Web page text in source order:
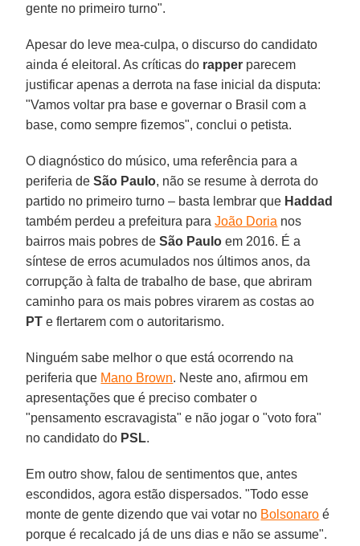
gente no primeiro turno".
Apesar do leve mea-culpa, o discurso do candidato
ainda é eleitoral. As críticas do rapper parecem
justificar apenas a derrota na fase inicial da disputa:
"Vamos voltar pra base e governar o Brasil com a
base, como sempre fizemos", conclui o petista.
O diagnóstico do músico, uma referência para a
periferia deSão Paulo, não se resume à derrota do
partido no primeiro turno – basta lembrar que Haddad
também perdeu a prefeitura paraJoão Doria nos
bairros mais pobres deSão Paulo em 2016. É a
síntese de erros acumulados nos últimos anos, da
corrupção à falta de trabalho de base, que abriram
caminho para os mais pobres virarem as costas ao
PT e flertarem com o autoritarismo.
Ninguém sabe melhor o que está ocorrendo na
periferia que Mano Brown. Neste ano, afirmou em
apresentações que é preciso combater o
"pensamento escravagista" e não jogar o "voto fora"
no candidato do PSL.
Em outro show, falou de sentimentos que, antes
escondidos, agora estão dispersados. "Todo esse
monte de gente dizendo que vai votar no Bolsonaro é
porque é recalcado já de uns dias e não se assume".